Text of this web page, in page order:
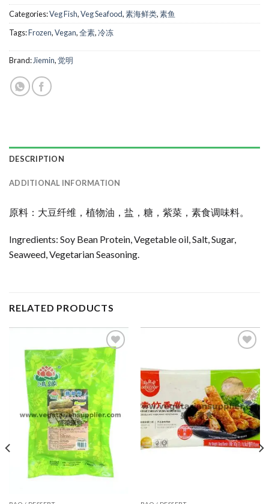
Categories:Veg Fish,Veg Seafood,素海鲜类,素鱼
Tags:Frozen,Vegan,全素,冷冻
Brand: Jiemin,觉明
DESCRIPTION
ADDITIONAL INFORMATION
原料：大豆纤维，植物油，盐，糖，紫菜，素食调味料。
Ingredients: Soy Bean Protein, Vegetable oil, Salt, Sugar,
Seaweed, Vegetarian Seasoning.
RELATED PRODUCTS
ADD TO
WISHLIST
ADD TO
WISHLIST